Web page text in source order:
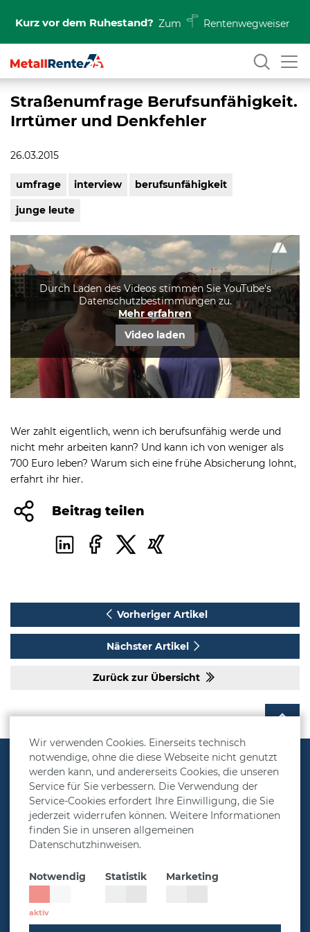
Wir verwenden Cookies. Einerseits technisch
notwendige, ohne die diese Webseite nicht genutzt
werden kann, und andererseits Cookies, die unseren
Service für Sie verbessern. Die Verwendung der
Service-Cookies erfordert Ihre Einwilligung, die Sie
jederzeit widerrufen können. Weitere Informationen
finden Sie in unseren allgemeinen
Datenschutzhinweisen.
Notwendig Statistik Marketing
Kurz vor dem Ruhestand? Zum Rentenwegweiser
Straßenumfrage Berufsunfähigkeit.
Irrtümer und Denkfehler
26.03.2015
umfrage interview berufsunfähigkeit
junge leute
Mute Settings
Play
Durch Laden des Videos stimmen Sie YouTube's
Datenschutzbestimmungen zu.
Mehr erfahren
Video laden
Wer zahlt eigentlich, wenn ich berufsunfähig werde und
nicht mehr arbeiten kann? Und kann ich von weniger als
700 Euro leben? Warum sich eine frühe Absicherung lohnt,
erfahrt ihr hier.
Beitrag teilen
Vorheriger Artikel
Nächster Artikel
Zurück zur Übersicht
Vorsorgelösungen
Rechner
Über MetallRente
Presse & Aktuelles
Datenschutz